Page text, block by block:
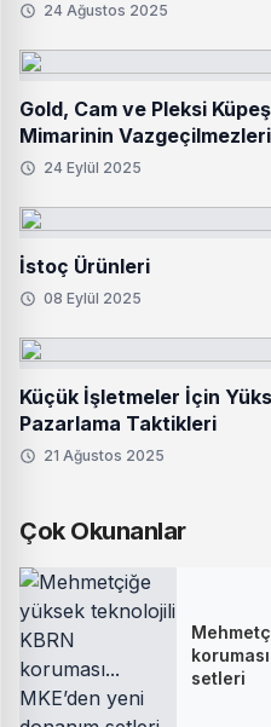
24 Ağustos 2025
Gold, Cam ve Pleksi
Mimarinin Vazgeçilmezleri
24 Eylül 2025
İstoç Ürünleri
08 Eylül 2025
Küçük İşletmeler İçin
Pazarlama Taktikleri
21 Ağustos 2025
Çok Okunanlar
setleri